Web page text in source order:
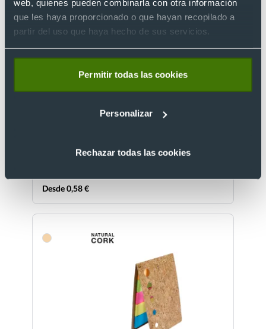
web, quienes pueden combinarla con otra información
que les haya proporcionado o que hayan recopilado a
partir del uso que haya hecho de sus servicios.
Permitir todas las cookies
Personalizar
Rechazar todas las cookies
Eco
Portanotas personalizado de cartón de leche
reciclado (7,5 x 8 cm)
Desde 0,58 €